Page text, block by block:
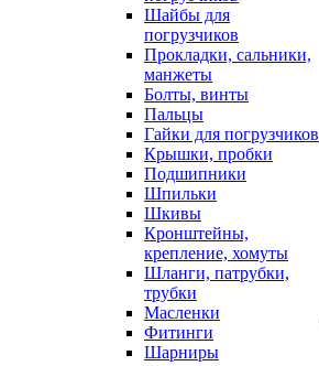
Шайбы для
погрузчиков
Прокладки, сальники,
манжеты
Болты, винты
Пальцы
Гайки для погрузчиков
Крышки, пробки
Подшипники
Шпильки
Шкивы
Кронштейны,
крепление, хомуты
Шланги, патрубки,
трубки
Масленки
Фитинги
Шарниры